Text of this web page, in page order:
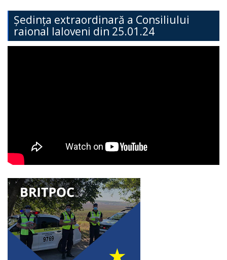
Ședința extraordinară a Consiliului
raional Ialoveni din 25.01.24